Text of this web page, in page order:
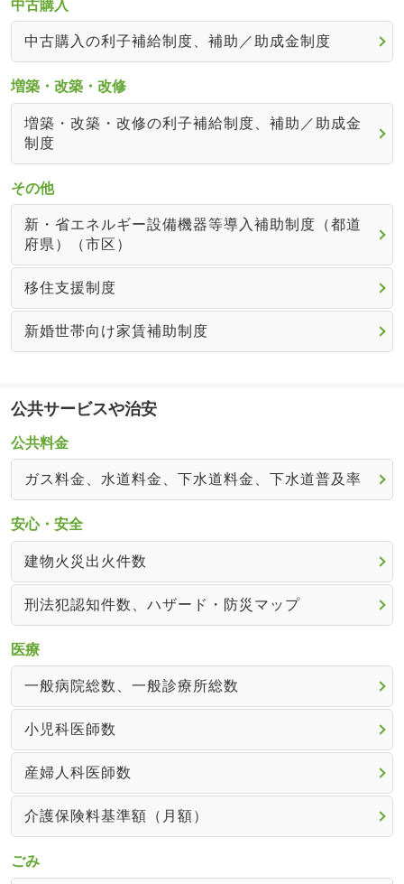
中古購入
中古購入の利子補給制度、補助／助成金制度
増築・改築・改修
増築・改築・改修の利子補給制度、補助／助成金
制度
その他
新・省エネルギー設備機器等導入補助制度（都道
府県）（市区）
移住支援制度
新婚世帯向け家賃補助制度
公共サービスや治安
公共料金
ガス料金、水道料金、下水道料金、下水道普及率
安心・安全
建物火災出火件数
刑法犯認知件数、ハザード・防災マップ
医療
一般病院総数、一般診療所総数
小児科医師数
産婦人科医師数
介護保険料基準額（月額）
ごみ